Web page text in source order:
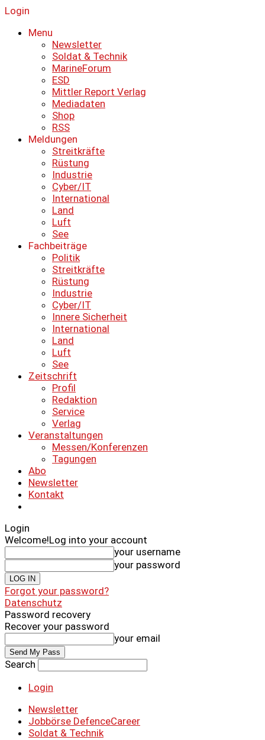
Login
Menu
Newsletter
Soldat & Technik
MarineForum
ESD
Mittler Report Verlag
Mediadaten
Shop
RSS
Meldungen
Streitkräfte
Rüstung
Industrie
Cyber/IT
International
Land
Luft
See
Fachbeiträge
Politik
Streitkräfte
Rüstung
Industrie
Cyber/IT
Innere Sicherheit
International
Land
Luft
See
Zeitschrift
Profil
Redaktion
Service
Verlag
Veranstaltungen
Messen/Konferenzen
Tagungen
Abo
Newsletter
Kontakt
Login
Welcome!Log into your account
your username
your password
Forgot your password?
Datenschutz
Password recovery
Recover your password
your email
Search
Login
Newsletter
Jobbörse DefenceCareer
Soldat & Technik